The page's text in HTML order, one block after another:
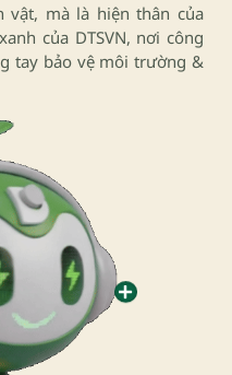
vật, mà là hiện thân của
của DTSVN, nơi công
tay bảo vệ môi trường &